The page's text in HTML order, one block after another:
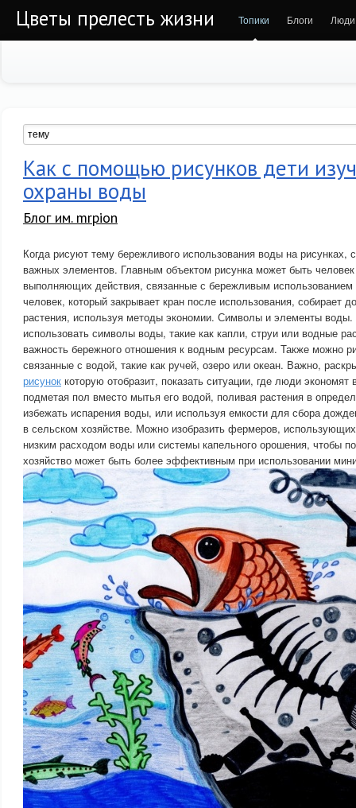
Цветы прелесть жизни Топики Блоги Люди
Как с помощью рисунков дети
охраны воды
Блог им. mrpion
Когда рисуют тему бережливого использования воды на рисунках,
важных элементов. Главным объектом рисунка может быть
выполняющих действия, связанные с бережливым
человек, который закрывает кран после использования, собирает
растения, используя методы экономии. Символы и элементы
использовать символы воды, такие как капли, струи или водные
важность бережного отношения к водным ресурсам. Также можно
связанные с водой, такие как ручей, озеро или океан. Важно,
рисунок которую отобразит, показать ситуации, где люди
подметая пол вместо мытья его водой, поливая растения в
избежать испарения воды, или используя емкости для сбора
в сельском хозяйстве. Можно изобразить фермеров,
низким расходом воды или системы капельного орошения, чтобы
хозяйство может быть более эффективным при использовании